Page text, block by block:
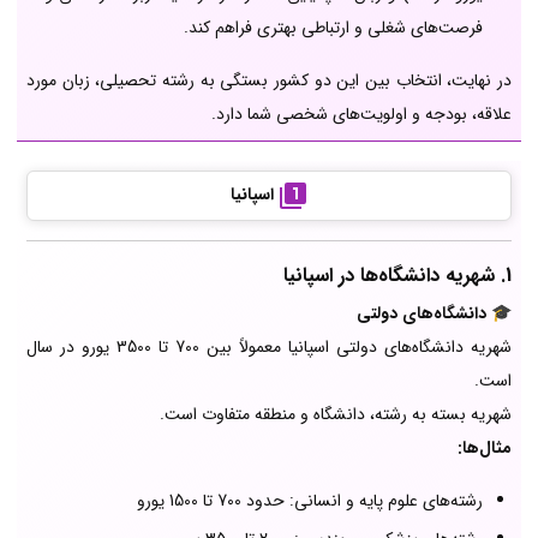
فرصت‌های شغلی و ارتباطی بهتری فراهم کند.
در نهایت، انتخاب بین این دو کشور بستگی به رشته تحصیلی، زبان مورد
علاقه، بودجه و اولویت‌های شخصی شما دارد.
اسپانیا
1. شهریه دانشگاه‌ها در اسپانیا
🎓 دانشگاه‌های دولتی
شهریه دانشگاه‌های دولتی اسپانیا معمولاً بین 700 تا 3500 یورو در سال
است.
شهریه بسته به رشته، دانشگاه و منطقه متفاوت است.
مثال‌ها:
رشته‌های علوم پایه و انسانی: حدود 700 تا 1500 یورو